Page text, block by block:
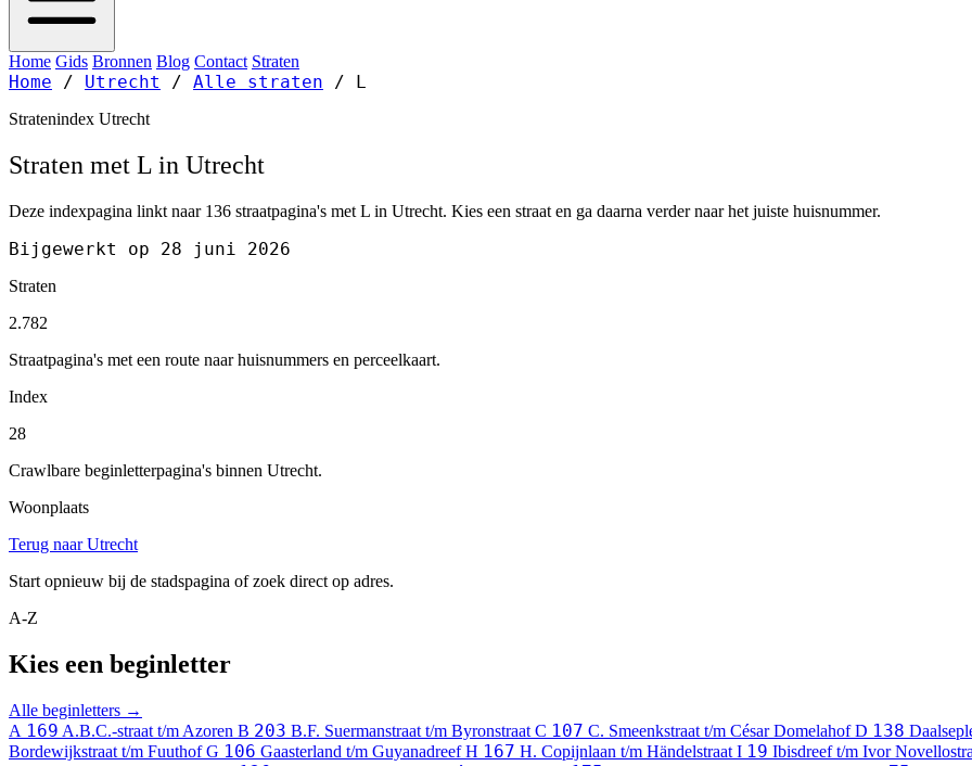
Home Gids Bronnen Blog Contact Straten
Home / Utrecht / Alle straten / L
Stratenindex Utrecht
Straten met L in Utrecht
Deze indexpagina linkt naar 136 straatpagina's met L in Utrecht. Kies een straat en ga daarna verder naar het juiste huisnummer.
Bijgewerkt op 28 juni 2026
Straten
2.782
Straatpagina's met een route naar huisnummers en perceelkaart.
Index
28
Crawlbare beginletterpagina's binnen Utrecht.
Woonplaats
Terug naar Utrecht
Start opnieuw bij de stadspagina of zoek direct op adres.
A-Z
Kies een beginletter
Alle beginletters →
A 169 A.B.C.-straat t/m Azoren B 203 B.F. Suermanstraat t/m Byronstraat C 107 C. Smeenkstraat t/m César DomelahofD 138
Bordewijkstraat t/m FuuthofG 106 Gaasterland t/m GuyanadreefH 167 H. Copijnlaan t/m Händelstraat I 19 Ibisdreef t/m Ivor